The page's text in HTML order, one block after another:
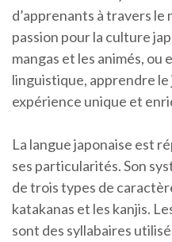
d’apprenants à travers le
passion pour la culture
mangas et les animés,
linguistique, apprendre
expérience unique et
La langue japonaise est
ses particularités. Son
de trois types de
katakanas et les kanjis.
sont des syllabaires